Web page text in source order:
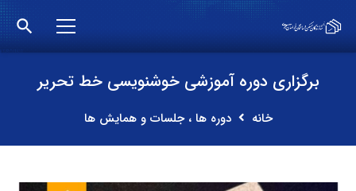
search
برگزاری دوره آموزشی خوشنویسی خط تحریر
خانه دوره ها ، جلسات و همایش ها